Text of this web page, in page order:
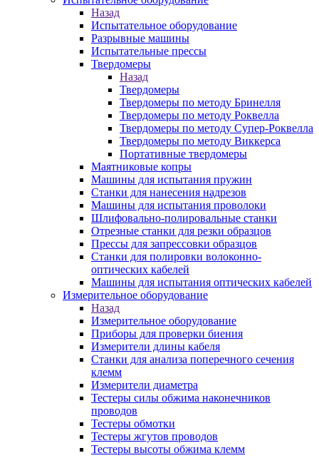
Назад
Испытательное оборудование
Разрывные машины
Испытательные прессы
Твердомеры
Назад
Твердомеры
Твердомеры по методу Бринелля
Твердомеры по методу Роквелла
Твердомеры по методу Супер-Роквелла
Твердомеры по методу Виккерса
Портативные твердомеры
Маятниковые копры
Машины для испытания пружин
Станки для нанесения надрезов
Машины для испытания проволоки
Шлифовально-полировальные станки
Отрезные станки для резки образцов
Прессы для запрессовки образцов
Станки для полировки волоконно-
оптических кабелей
Машины для испытания оптических кабелей
Измерительное оборудование
Назад
Измерительное оборудование
Приборы для проверки биения
Измерители длины кабеля
Станки для анализа поперечного сечения
клемм
Измерители диаметра
Тестеры силы обжима наконечников
проводов
Тестеры обмотки
Тестеры жгутов проводов
Тестеры высоты обжима клемм